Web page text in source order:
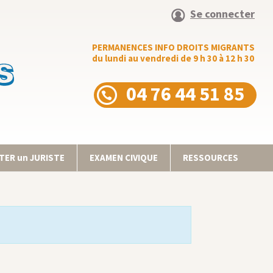
Se connecter
PERMANENCES INFO DROITS MIGRANTS
du lundi au vendredi de 9 h 30 à 12 h 30
04 76 44 51 85
un JURISTE EXAMEN CIVIQUE RESSOURCES